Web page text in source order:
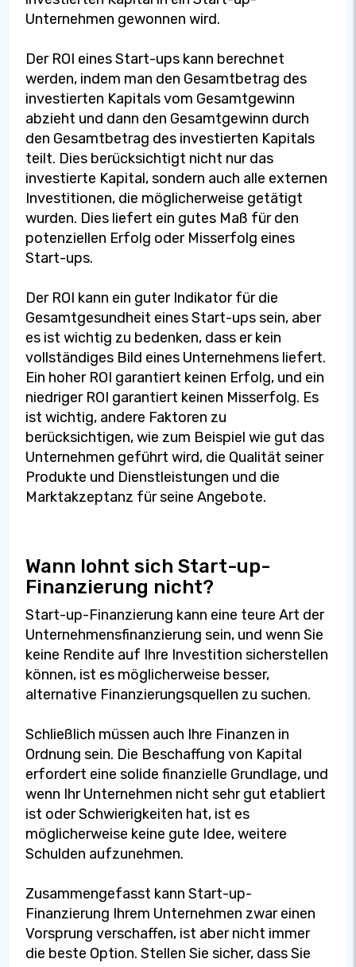
Unternehmen gewonnen wird.
Der ROI eines Start-ups kann berechnet
werden, indem man den Gesamtbetrag des
investierten Kapitals vom Gesamtgewinn
abzieht und dann den Gesamtgewinn durch
den Gesamtbetrag des investierten Kapitals
teilt. Dies berücksichtigt nicht nur das
investierte Kapital, sondern auch alle externen
Investitionen, die möglicherweise getätigt
wurden. Dies liefert ein gutes Maß für den
potenziellen Erfolg oder Misserfolg eines
Start-ups.
Der ROI kann ein guter Indikator für die
Gesamtgesundheit eines Start-ups sein, aber
es ist wichtig zu bedenken, dass er kein
vollständiges Bild eines Unternehmens liefert.
Ein hoher ROI garantiert keinen Erfolg, und ein
niedriger ROI garantiert keinen Misserfolg. Es
ist wichtig, andere Faktoren zu
berücksichtigen, wie zum Beispiel wie gut das
Unternehmen geführt wird, die Qualität seiner
Produkte und Dienstleistungen und die
Marktakzeptanz für seine Angebote.
Wann lohnt sich Start-up-
Finanzierung nicht?
Start-up-Finanzierung kann eine teure Art der
Unternehmensfinanzierung sein, und wenn Sie
keine Rendite auf Ihre Investition sicherstellen
können, ist es möglicherweise besser,
alternative Finanzierungsquellen zu suchen.
Schließlich müssen auch Ihre Finanzen in
Ordnung sein. Die Beschaffung von Kapital
erfordert eine solide finanzielle Grundlage, und
wenn Ihr Unternehmen nicht sehr gut etabliert
ist oder Schwierigkeiten hat, ist es
möglicherweise keine gute Idee, weitere
Schulden aufzunehmen.
Zusammengefasst kann Start-up-
Finanzierung Ihrem Unternehmen zwar einen
Vorsprung verschaffen, ist aber nicht immer
die beste Option. Stellen Sie sicher, dass Sie